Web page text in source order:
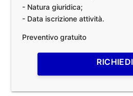
- Natura giuridica;
- Data iscrizione attività.
Preventivo gratuito
RICHIEDI